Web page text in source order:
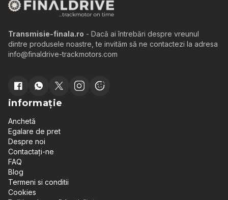
Transmisie-finala.ro - Dacă ai întrebări despre vreunul
dintre produsele noastre, te invităm să ne contactezi la adresa
info@finaldrive-trackmotors.com
informație
Anchetă
Egalare de pret
Despre noi
Contactați-ne
FAQ
Blog
Termeni si conditii
Cookies